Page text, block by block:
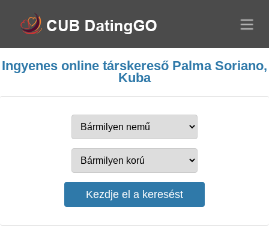
Ingyenes online társkereső Palma Soriano,
Kuba